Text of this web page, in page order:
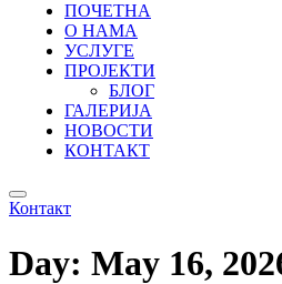
ПОЧЕТНА
О НАМА
УСЛУГЕ
ПРОЈЕКТИ
БЛОГ
ГАЛЕРИЈА
НОВОСТИ
КОНТАКТ
Контакт
Day: May 16,